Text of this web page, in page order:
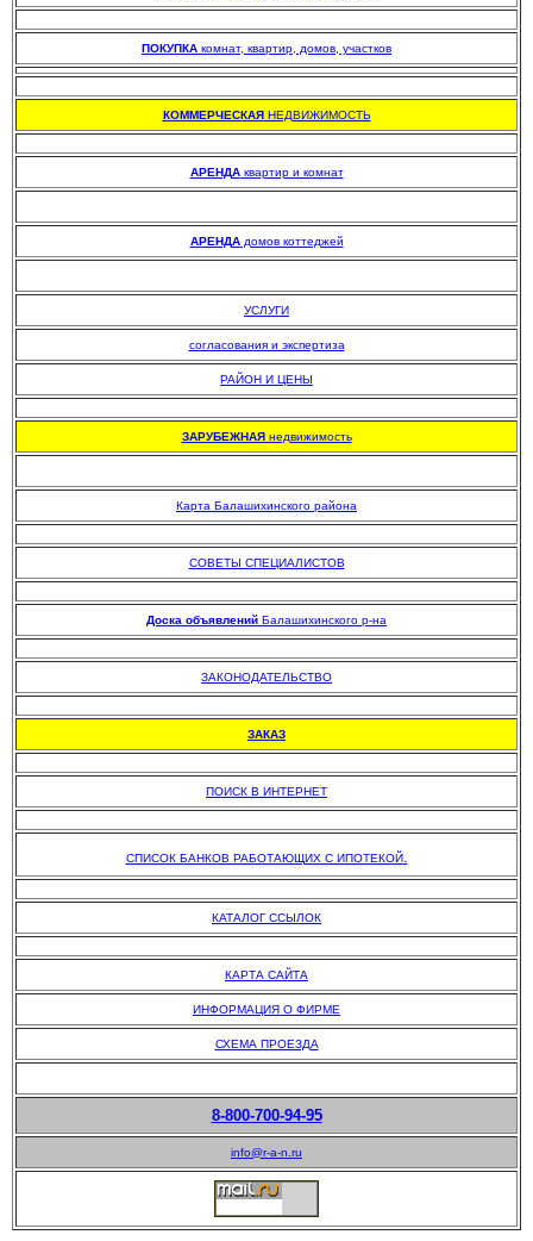
ПОКУПКА комнат, квартир, домов, участков
КОММЕРЧЕСКАЯНЕДВИЖИМОСТЬ
АРЕНДАквартир и комнат
АРЕНДАдомов коттеджей
УСЛУГИ
согласования и экспертиза
РАЙОН И ЦЕНЫ
ЗАРУБЕЖНАЯнедвижимость
Карта Балашихинского района
СОВЕТЫ СПЕЦИАЛИСТОВ
Доска объявлений Балашихинского р-на
ЗАКОНОДАТЕЛЬСТВО
ЗАКАЗ
ПОИСК В ИНТЕРНЕТ
СПИСОК БАНКОВ РАБОТАЮЩИХ С ИПОТЕКОЙ.
КАТАЛОГ ССЫЛОК
КАРТА САЙТА
ИНФОРМАЦИЯ О ФИРМЕ
СХЕМА ПРОЕЗДА
8-800-700-94-95
info@r-a-n.ru